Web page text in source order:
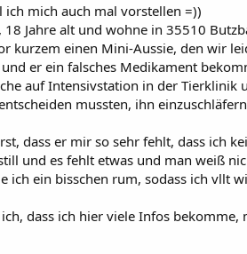
ich mich auch mal vorstellen =))
18 Jahre alt und wohne in 35510
kurzem einen Mini-Aussie, den wir
er ein falsches Medikament
auf Intensivstation in der
mussten, ihn
dass er mir so sehr fehlt, dass ich
und es fehlt etwas und man weiß
ich ein bisschen rum, sodass ich vllt
dass ich hier viele Infos